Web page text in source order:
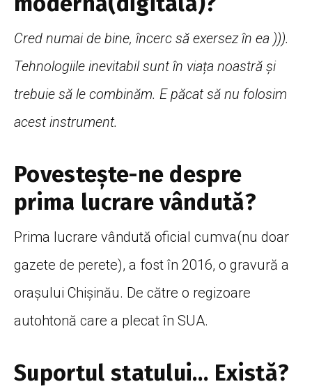
Cred numai de bine, încerc să exersez în ea ))).
Tehnologiile inevitabil sunt în viața noastră și
trebuie să le combinăm. E păcat să nu folosim
acest instrument.
Povestește-ne despre
prima lucrare vândută?
Prima lucrare vândută oficial cumva(nu doar
gazete de perete), a fost în 2016, o gravură a
orașului Chișinău. De către o regizoare
autohtonă care a plecat în SUA.
Suportul statului… Există?